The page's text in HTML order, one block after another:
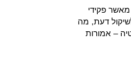
פקידי
דעת, מה
– אמורות